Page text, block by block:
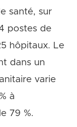
santé, sur
postes de
hôpitaux. Le
dans un
varie
à
79 %.